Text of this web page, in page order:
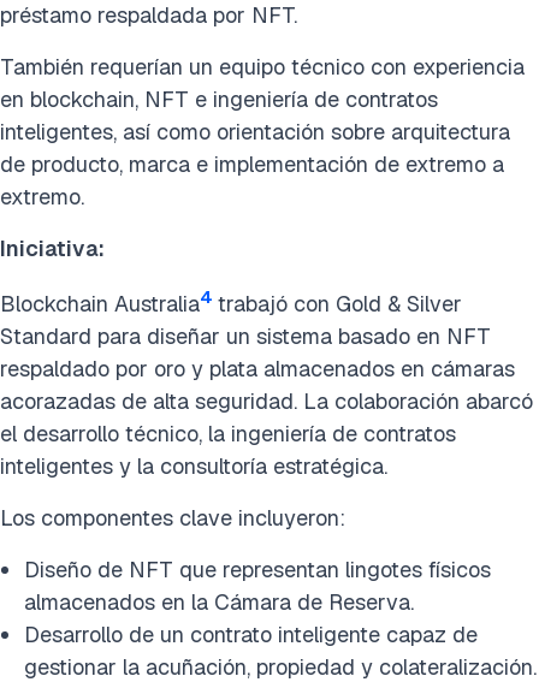
préstamo respaldada por NFT.
También requerían un equipo técnico con experiencia
en blockchain, NFT e ingeniería de contratos
inteligentes, así como orientación sobre arquitectura
de producto, marca e implementación de extremo a
extremo.
Iniciativa:
Blockchain Australia4 trabajó con Gold & Silver
Standard para diseñar un sistema basado en NFT
respaldado por oro y plata almacenados en cámaras
acorazadas de alta seguridad. La colaboración abarcó
el desarrollo técnico, la ingeniería de contratos
inteligentes y la consultoría estratégica.
Los componentes clave incluyeron:
Diseño de NFT que representan lingotes físicos
almacenados en la Cámara de Reserva.
Desarrollo de un contrato inteligente capaz de
gestionar la acuñación, propiedad y colateralización.